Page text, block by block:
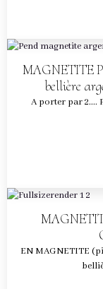
MAGNETITE
bellière
A porter par 2....
EN MAGNETITE